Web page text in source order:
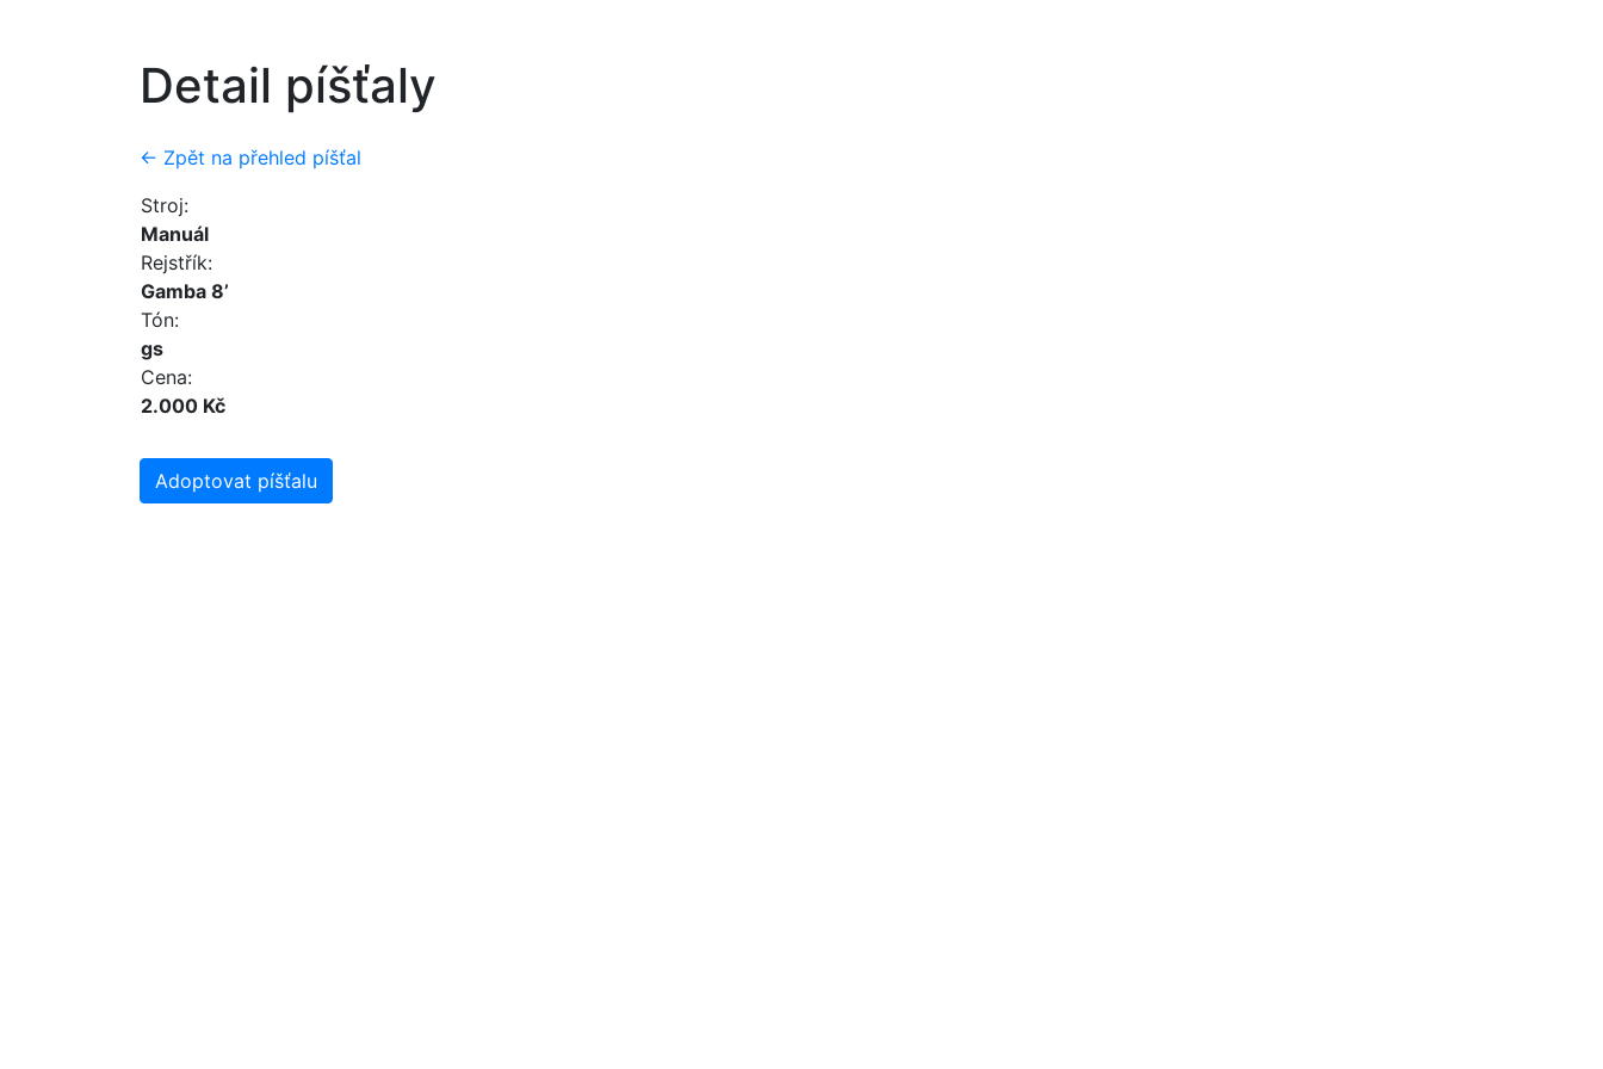
Detail píšťaly
← Zpět na přehled píšťal
Stroj:
Manuál
Rejstřík:
Gamba 8’
Tón:
gs
Cena:
2.000 Kč
Adoptovat píšťalu